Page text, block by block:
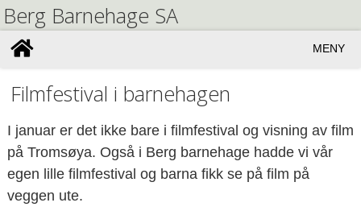
Berg Barnehage SA
MENY
Filmfestival i barnehagen
I januar er det ikke bare i filmfestival og visning av film
på Tromsøya. Også i Berg barnehage hadde vi vår
egen lille filmfestival og barna fikk se på film på
veggen ute.